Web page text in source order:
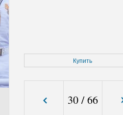
Купить
30/66